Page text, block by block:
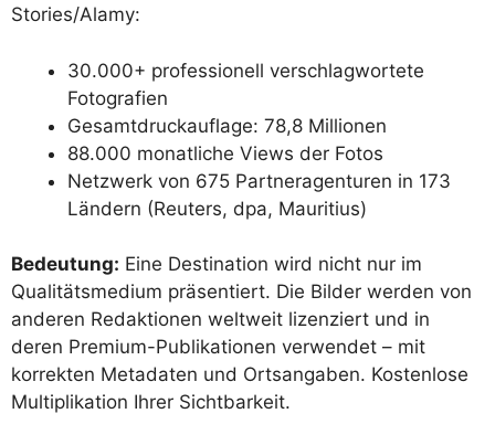
Stories/Alamy:
30.000+ professionell verschlagwortete
Fotografien
Gesamtdruckauflage: 78,8 Millionen
88.000 monatliche Views der Fotos
Netzwerk von 675 Partneragenturen in 173
Ländern (Reuters, dpa, Mauritius)
Bedeutung: Eine Destination wird nicht nur im
Qualitätsmedium präsentiert. Die Bilder werden von
anderen Redaktionen weltweit lizenziert und in
deren Premium-Publikationen verwendet – mit
korrekten Metadaten und Ortsangaben. Kostenlose
Multiplikation Ihrer Sichtbarkeit.